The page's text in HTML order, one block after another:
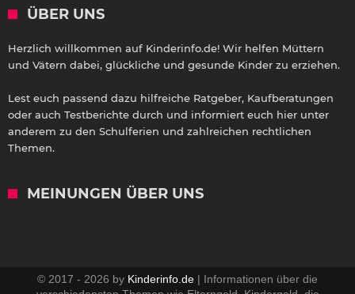
ÜBER UNS
Herzlich willkommen auf Kinderinfo.de! Wir helfen Müttern
und Vätern dabei, glückliche und gesunde Kinder zu erziehen.
Lest euch passend dazu hilfreiche Ratgeber, Kaufberatungen
oder auch Testberichte durch und informiert euch hier unter
anderem zu den Schulferien und zahlreichen rechtlichen
Themen.
MEINUNGEN ÜBER UNS
© 2017 - 2026 by Kinderinfo.de | Informationen über die